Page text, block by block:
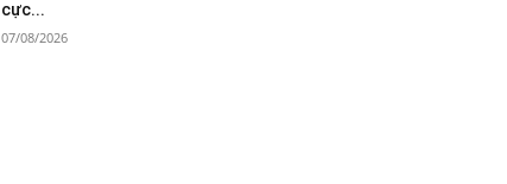
cực...
07/08/2026